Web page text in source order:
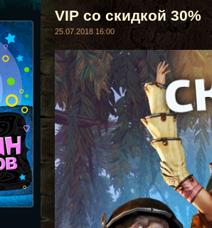
VIP со скидкой 30%
25.07.2018 16:00